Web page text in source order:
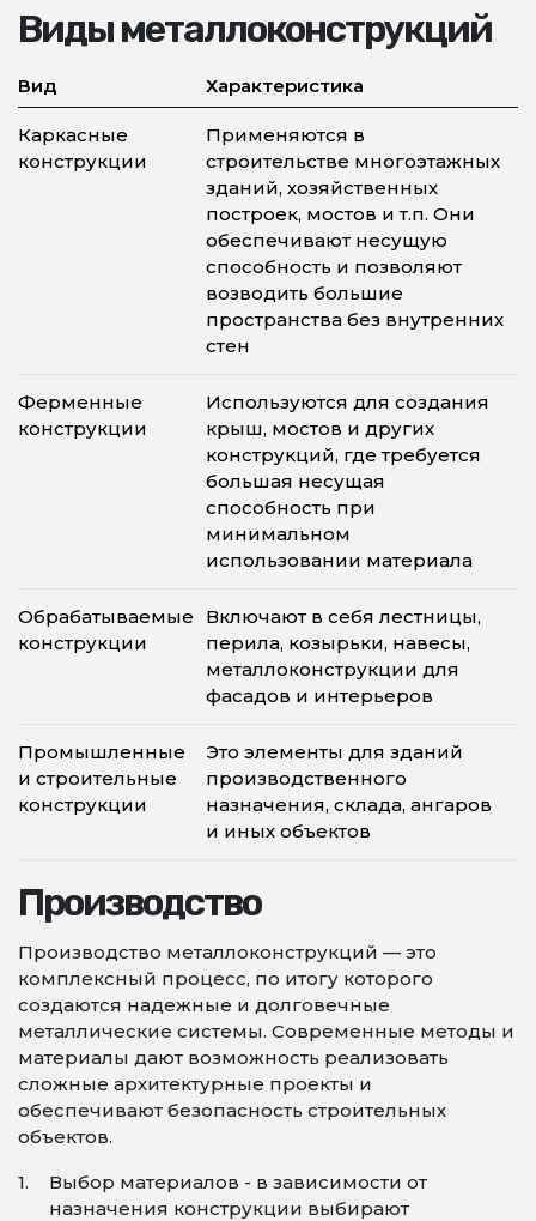
Виды металлоконструкций
Вид Характеристика
Каркасные
конструкции
Применяются в
строительстве многоэтажных
зданий, хозяйственных
построек, мостов и т.п. Они
обеспечивают несущую
способность и позволяют
возводить большие
пространства без внутренних
стен
Ферменные
конструкции
Используются для создания
крыш, мостов и других
конструкций, где требуется
большая несущая
способность при
минимальном
использовании материала
Обрабатываемые
конструкции
Включают в себя лестницы,
перила, козырьки, навесы,
металлоконструкции для
фасадов и интерьеров
Промышленные
и строительные
конструкции
Это элементы для зданий
производственного
назначения, склада, ангаров
и иных объектов
Производство
Производство металлоконструкций — это
комплексный процесс, по итогу которого
создаются надежные и долговечные
металлические системы. Современные методы и
материалы дают возможность реализовать
сложные архитектурные проекты и
обеспечивают безопасность строительных
объектов.
Выбор материалов - в зависимости от
назначения конструкции выбирают